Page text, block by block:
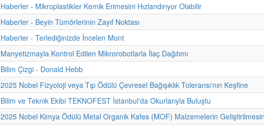
Haberler - Mikroplastikler Kemik Erimesini Hızlandırıyor Olabilir
Haberler - Beyin Tümörlerinin Zayıf Noktası
Haberler - Terlediğinizde İncelen Mont
Manyetizmayla Kontrol Edilen Mikrorobotlarla İlaç Dağıtımı
Bilim Çizgi - Donald Hebb
2025 Nobel Fizyoloji veya Tıp Ödülü Çevresel Bağışıklık Toleransı'nın Keşfine
Bilim ve Teknik Ekibi TEKNOFEST İstanbul'da Okurlarıyla Buluştu
2025 Nobel Kimya Ödülü Metal Organik Kafes (MOF) Malzemelerin